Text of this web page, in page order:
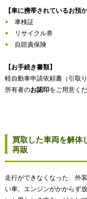
【車に携帯されているお預
車検証
リサイクル券
自賠責保険
【お手続き書類】
軽自動車申請依頼書（引取
所有者のお認印をご用意くだ
買取した車両を解体
再販
走行ができなくなった、外
い車、エンジンがかからず